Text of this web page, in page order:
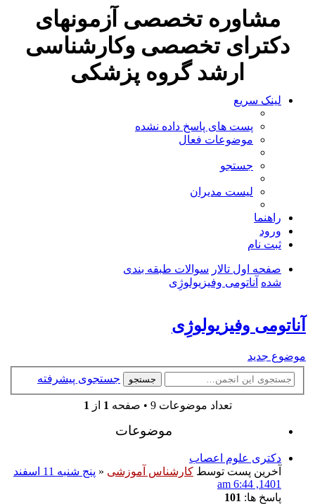
مشاوره تخصصی آزمونهای
دکترای تخصصی وکارشناسی
ارشد گروه پزشکی
لینک سریع
پست های پاسخ داده نشده
موضوعات فعال
جستجو
لیست مدیران
راهنما
ورود
ثبت نام
صفحه اول تالار سوالات طبقه بندی
شده آناتومی وفیزیولوژِی
آناتومی وفیزیولوژِی
موضوع جدید
جستجو جستجوی پیشرفته
تعداد موضوعات 9 • صفحه 1 از 1
موضوعات
دکتری علوم اعصاب
آخرین پست توسط کارشناس آموزشی «
پنج شنبه 11 اسفند
1401, 6:44 am
پاسخ ها: 101